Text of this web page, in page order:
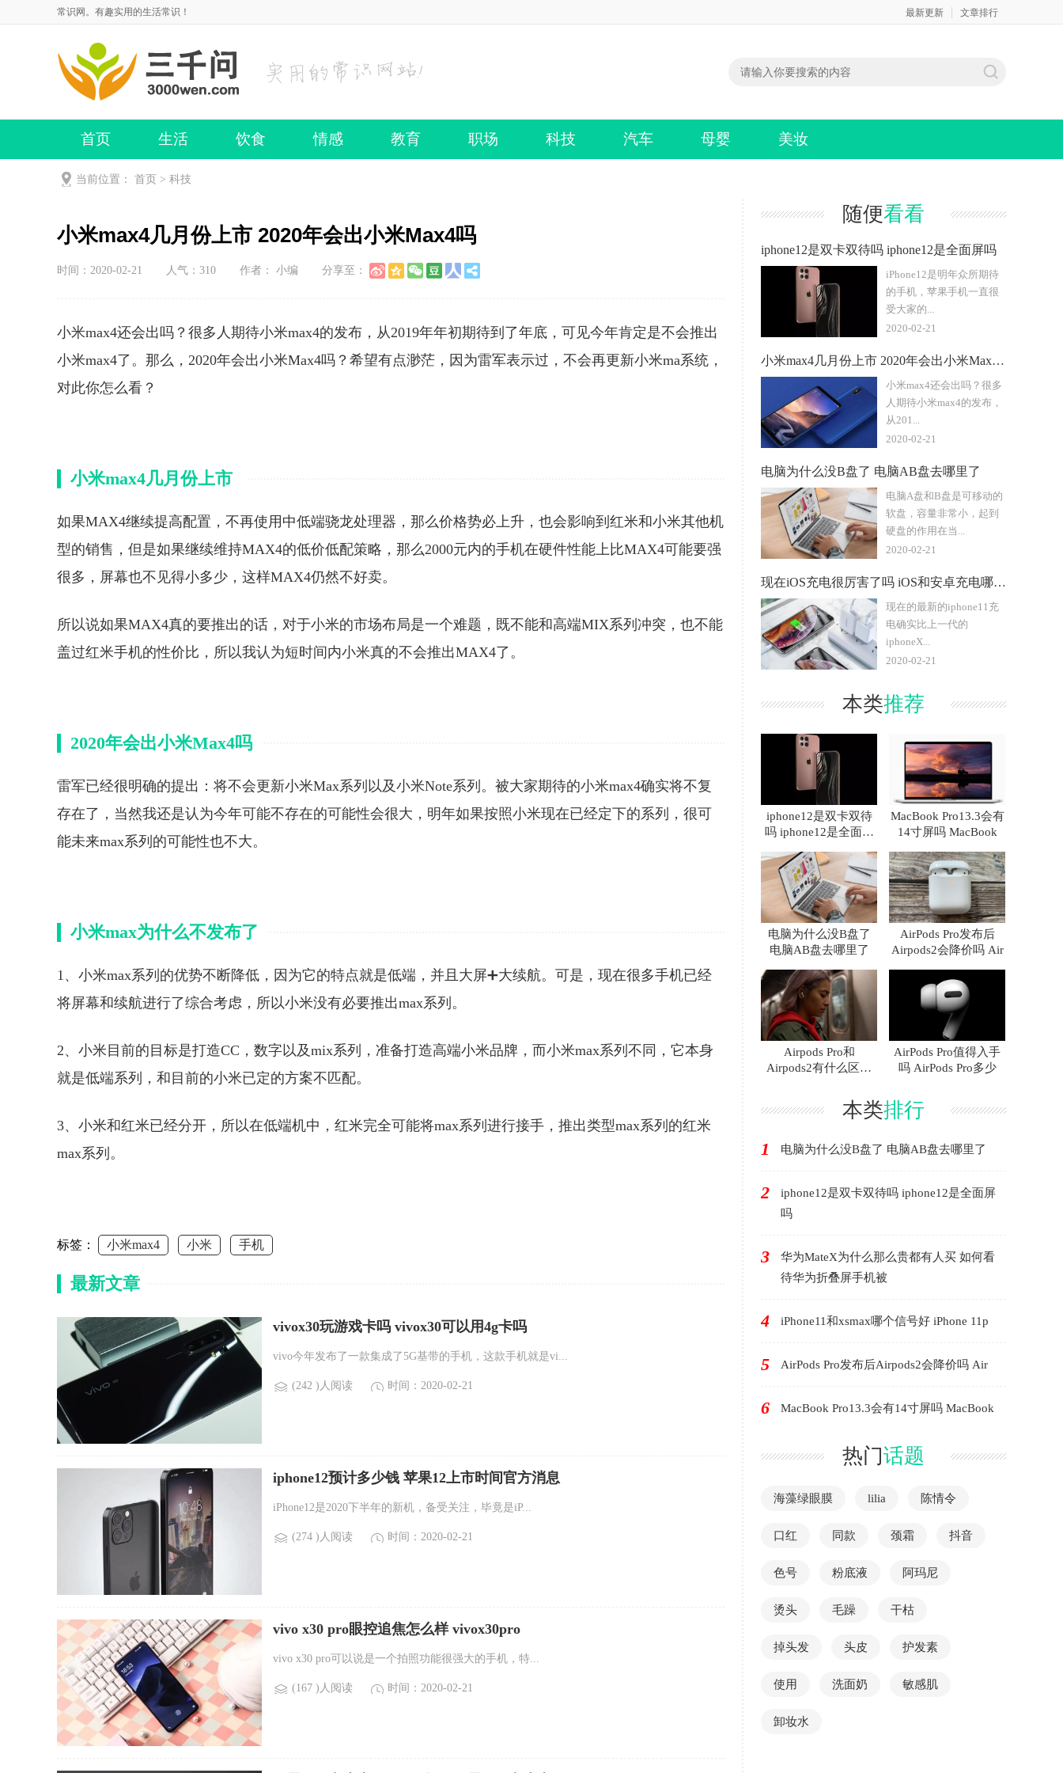
常识网。有趣实用的生活常识！ 最新更新 文章排行
首页 生活 饮食 情感 教育 职场 科技 汽车 母婴 美妆
当前位置： 首页 > 科技
小米max4几月份上市 2020年会出小米Max4吗
时间：2020-02-21 人气： 310 作者： 小编 分享至：
小米max4还会出吗？很多人期待小米max4的发布，从2019年年初期待到了年底，可见今年肯定是不会推出
小米max4了。那么，2020年会出小米Max4吗？希望有点渺茫，因为雷军表示过，不会再更新小米ma系统，
对此你怎么看？
小米max4几月份上市
如果MAX4继续提高配置，不再使用中低端骁龙处理器，那么价格势必上升，也会影响到红米和小米其他机
型的销售，但是如果继续维持MAX4的低价低配策略，那么2000元内的手机在硬件性能上比MAX4可能要强
很多，屏幕也不见得小多少，这样MAX4仍然不好卖。
所以说如果MAX4真的要推出的话，对于小米的市场布局是一个难题，既不能和高端MIX系列冲突，也不能
盖过红米手机的性价比，所以我认为短时间内小米真的不会推出MAX4了。
2020年会出小米Max4吗
雷军已经很明确的提出：将不会更新小米Max系列以及小米Note系列。被大家期待的小米max4确实将不复
存在了，当然我还是认为今年可能不存在的可能性会很大，明年如果按照小米现在已经定下的系列，很可
能未来max系列的可能性也不大。
小米max为什么不发布了
1、小米max系列的优势不断降低，因为它的特点就是低端，并且大屏➕大续航。可是，现在很多手机已经
将屏幕和续航进行了综合考虑，所以小米没有必要推出max系列。
2、小米目前的目标是打造CC，数字以及mix系列，准备打造高端小米品牌，而小米max系列不同，它本身
就是低端系列，和目前的小米已定的方案不匹配。
3、小米和红米已经分开，所以在低端机中，红米完全可能将max系列进行接手，推出类型max系列的红米
max系列。
标签： 小米max4 小米 手机
最新文章
vivox30玩游戏卡吗 vivox30可以用4g卡吗
vivo今年发布了一款集成了5G基带的手机，这款手机就是vi...
(242 )人阅读 时间：2020-02-21
iphone12预计多少钱 苹果12上市时间官方消息
iPhone12是2020下半年的新机，备受关注，毕竟是iP...
(274 )人阅读 时间：2020-02-21
vivo x30 pro眼控追焦怎么样 vivox30pro
vivo x30 pro可以说是一个拍照功能很强大的手机，特...
(167 )人阅读 时间：2020-02-21
随便看看
iphone12是双卡双待吗 iphone12是全面屏吗
iPhone12是明年众所期待
的手机，苹果手机一直很
受大家的...
2020-02-21
小米max4几月份上市 2020年会出小米Max4吗
小米max4还会出吗？很多
人期待小米max4的发布，
从201...
2020-02-21
电脑为什么没B盘了 电脑AB盘去哪里了
电脑A盘和B盘是可移动的
软盘，容量非常小，起到
硬盘的作用在当...
2020-02-21
现在iOS充电很厉害了吗 iOS和安卓充电哪个强
现在的最新的iphone11充
电确实比上一代的
iphoneX...
2020-02-21
本类推荐
iphone12是双卡双待
吗 iphone12是全面屏
MacBook Pro13.3会有
14寸屏吗 MacBook
电脑为什么没B盘了
电脑AB盘去哪里了
AirPods Pro发布后
Airpods2会降价吗 Air
Airpods Pro和
Airpods2有什么区别
AirPods Pro值得入手
吗 AirPods Pro多少
本类排行
1 电脑为什么没B盘了 电脑AB盘去哪里了
2
iphone12是双卡双待吗 iphone12是全面屏
吗
3
华为MateX为什么那么贵都有人买 如何看
待华为折叠屏手机被
4 iPhone11和xsmax哪个信号好 iPhone 11p
5 AirPods Pro发布后Airpods2会降价吗 Air
6 MacBook Pro13.3会有14寸屏吗 MacBook
热门话题
海藻绿眼膜 lilia 陈情令
口红 同款 颈霜 抖音
色号 粉底液 阿玛尼
烫头 毛躁 干枯
掉头发 头皮 护发素
使用 洗面奶 敏感肌
卸妆水